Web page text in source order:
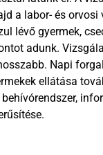
a labor- és
lévő gyermek,
adunk.
Napi
ellátása